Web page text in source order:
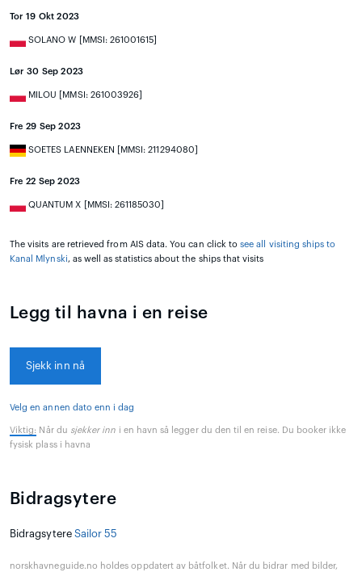
Tor 19 Okt 2023
SOLANO W [MMSI: 261001615]
Lør 30 Sep 2023
MILOU [MMSI: 261003926]
Fre 29 Sep 2023
SOETES LAENNEKEN [MMSI: 211294080]
Fre 22 Sep 2023
QUANTUM X [MMSI: 261185030]
The visits are retrieved from AIS data. You can click tosee all visiting ships to
Kanal Mlynski, as well as statistics about the ships that visits
Legg til havna i en reise
Sjekk inn nå
Velg en annen dato enn i dag
Viktig: Når du sjekker inn i en havn så legger du den til en reise. Du booker ikke
fysisk plass i havna
Bidragsytere
Bidragsytere Sailor 55
norskhavneguide.no holdes oppdatert av båtfolket. Når du bidrar med bilder,